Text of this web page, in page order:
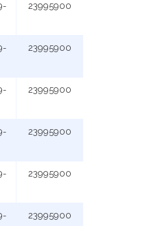
23995900
23995900
23995900
23995900
23995900
23995900